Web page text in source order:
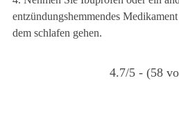
entzündungshemmendes
dem schlafen gehen.
4.7/5 - (58